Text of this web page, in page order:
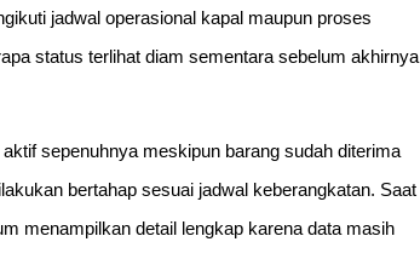
jadwal operasional kapal maupun proses
status terlihat diam sementara sebelum akhirnya
sepenuhnya meskipun barang sudah diterima
bertahap sesuai jadwal keberangkatan. Saat
menampilkan detail lengkap karena data masih